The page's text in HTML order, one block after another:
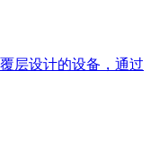
层设计的设备，通过